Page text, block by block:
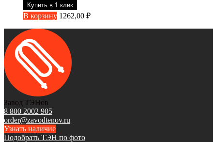
Купить в 1 клик
В корзину 1262,00 ₽
Завод ТЭНов
8 800 2002 905
order@zavodtenov.ru
Узнать наличие
Подобрать ТЭН по фото